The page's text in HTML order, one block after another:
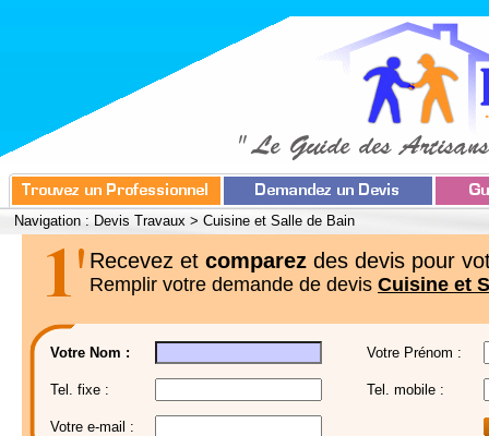
Navigation : Devis Travaux > Cuisine et Salle de Bain
Recevez et comparez des devis pour
Remplir votre demande de devis Cuisine et
Votre Nom : Votre Prénom :
Tel. fixe : Tel. mobile :
Votre e-mail :